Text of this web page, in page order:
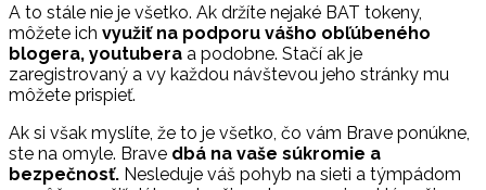
A to stále nie je všetko. Ak držíte nejaké BAT tokeny,
môžete ich využiť na podporu vášho obľúbeného
blogera, youtubera a podobne. Stačí ak je
zaregistrovaný a vy každou návštevou jeho stránky mu
môžete prispieť.
Ak si však myslíte, že to je všetko, čo vám Brave ponúkne,
ste na omyle. Brave dbá na vaše súkromie a
bezpečnosť. Nesleduje váš pohyb na sieti a týmpádom